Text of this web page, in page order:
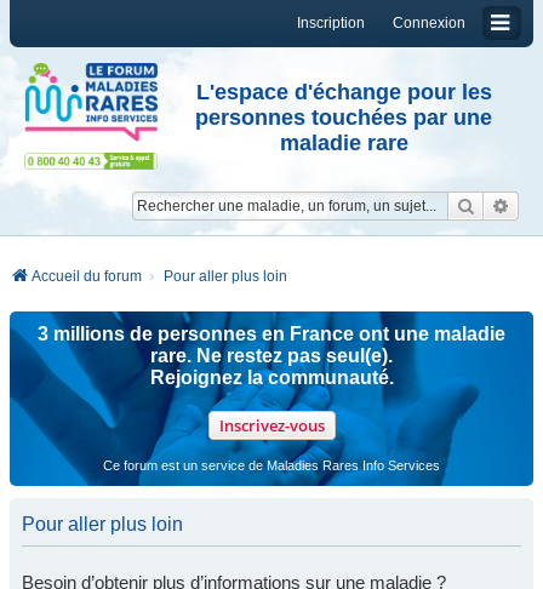
Connexion
Inscription
L'espace d'échange pour les
personnes touchées par une
maladie rare
Accueil du forum Pour aller plus loin
3 millions de personnes en France ont une maladie
rare. Ne restez pas seul(e).
Rejoignez la communauté.
Inscrivez-vous
Ce forum est un service de Maladies Rares Info Services
Pour aller plus loin
Besoin d’obtenir plus d’informations sur une maladie ?